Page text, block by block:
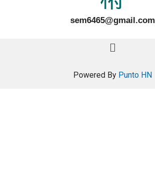
sem6465@gmail.com
Powered By Punto HN